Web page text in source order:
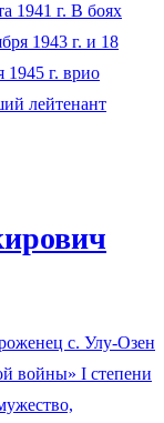
1941 г. В боях
1943 г. и 18
1945 г. врио
лейтенант
с. Улу-Озен
войны» I степени